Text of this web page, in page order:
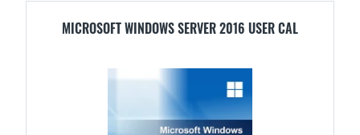
MICROSOFT WINDOWS SERVER 2016 USER CAL